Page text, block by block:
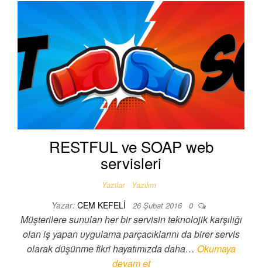
RESTFUL ve SOAP web
servisleri
Yazılar Yazılım
Yazar: CEM KEFELI 26 Şubat 2016 0
Müşterilere sunulan her bir servisin teknolojik karşılığı
olan iş yapan uygulama parçacıklarını da birer servis
olarak düşünme fikri hayatımızda daha… Okumaya
devam et